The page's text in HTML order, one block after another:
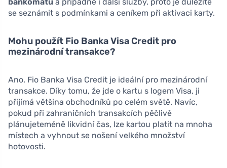
se seznámit s podmínkami a ceníkem při aktivaci karty.
Mohu použít Fio Banka Visa Credit pro
mezinárodní transakce?
Ano, Fio Banka Visa Credit je ideální pro mezinárodní
transakce. Díky tomu, že jde o kartu s logem Visa, ji
přijímá většina obchodníků po celém světě. Navíc,
pokud při zahraničních transakcích pěčlivě
plánujeteméně likvidní čas, lze kartou platit na mnoha
místech a vyhnout se nošení velkého množství
hotovosti.